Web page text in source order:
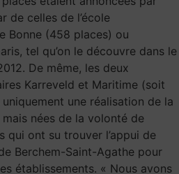
de celles de l’école
Bonne (458 places) ou
tel qu’on le découvre dans le
De même, les deux
Karreveld et Maritime (soit
une réalisation de la
nées de la volonté de
qui ont su trouver l’appui de
Berchem-Saint-Agathe pour
établissements. « Nous avons